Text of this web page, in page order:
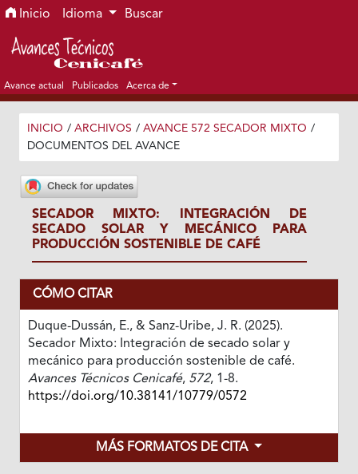
Ir al menú de navegación principal
Ir al contenido principal
Ir al pie de página del sitio
Inicio Idioma Buscar
Avance actual Publicados Acerca de
INICIO / ARCHIVOS / AVANCE 572 SECADOR MIXTO /
DOCUMENTOS DEL AVANCE
SECADOR MIXTO: INTEGRACIÓN DE
SECADO SOLAR Y MECÁNICO PARA
PRODUCCIÓN SOSTENIBLE DE CAFÉ
CÓMO CITAR
Duque-Dussán, E., & Sanz-Uribe, J. R. (2025).
Secador Mixto: Integración de secado solar y
mecánico para producción sostenible de café.
Avances Técnicos Cenicafé, 572, 1-8.
https://doi.org/10.38141/10779/0572
MÁS FORMATOS DE CITA